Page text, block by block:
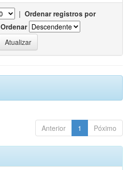
| Ordenar registros por
Ordenar
Anterior 1 Póximo